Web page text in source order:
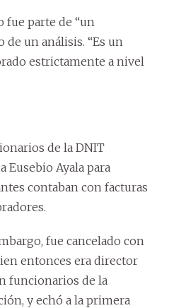
fue parte de “un
de un análisis. “Es un
estrictamente a nivel
de la DNIT
Eusebio Ayala para
contaban con facturas
fue cancelado con
entonces era director
funcionarios de la
y echó a la primera